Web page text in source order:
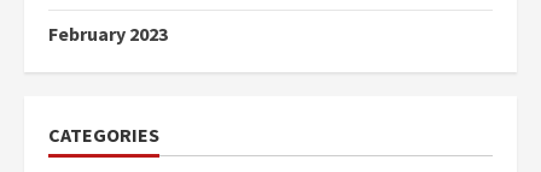
February 2023
CATEGORIES